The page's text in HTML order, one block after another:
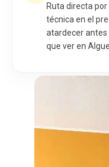
Ruta directa
técnica en el
atardecer antes
que ver en